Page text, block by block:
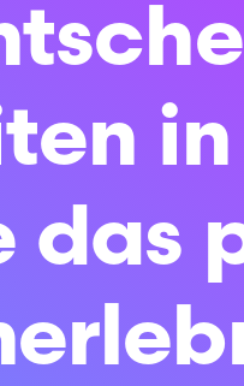
in
das